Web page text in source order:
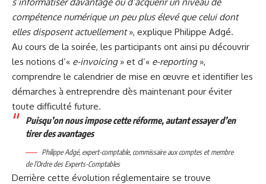
compétence numérique un peu plus élevé que celui dont
elles disposent actuellement», explique Philippe Adgé.
Au cours de la soirée, les participants ont ainsi pu découvrir
les notions d’« e-invoicing » et d’« e-reporting »,
comprendre le calendrier de mise en œuvre et identifier les
démarches à entreprendre dès maintenant pour éviter
toute difficulté future.
Puisqu’on nous impose cette réforme, autant essayer d’en
tirer des avantages
Philippe Adgé, expert-comptable, commissaire aux comptes et membre
de l’Ordre des Experts-Comptables
Derrière cette évolution réglementaire se trouve